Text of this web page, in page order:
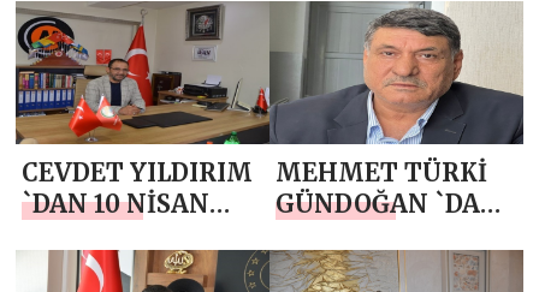
MESAJI
DR. FATİH
ŞİMGA`DAN 10
NİSAN POLİS
HAFTASI MESAJI
CEVDET YILDIRIM
`DAN 10 NİSAN
MESAJI
MEHMET TÜRKİ
GÜNDOĞAN `DAN
HAFTASI MESAJI